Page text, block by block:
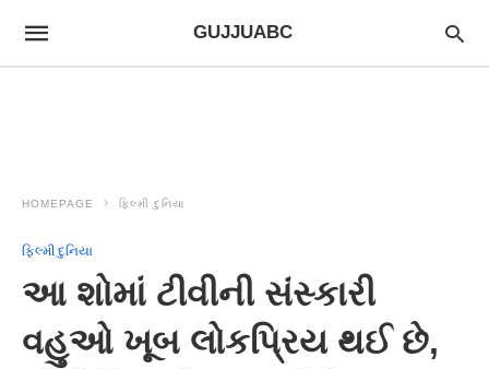
GUJJUABC
HOMEPAGE ફિલ્મી દુનિયા
ફિલ્મી દુનિયા
આ શોમાં ટીવીની સંસ્કારી
વહુઓ ખૂબ લોકપ્રિય થઈ છે,